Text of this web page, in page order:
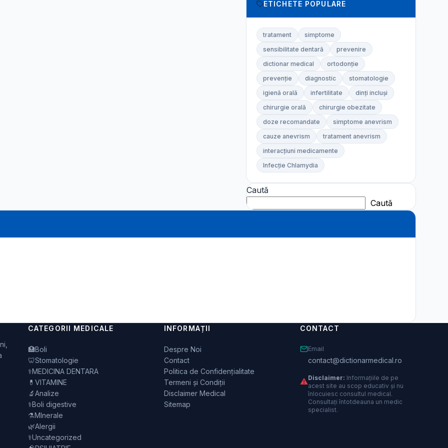
ETICHETE POPULARE
tratament
simptome
sensibilitate dentară
prevenire
dictionar medical
ortodonție
prevenție
diagnostic
stomatologie
igienă orală
infertilitate
dinți incluși
chirurgie orală
chirurgie obezitate
doze recomandate
simptome anevrism
cauze anevrism
tratament anevrism
interacțiuni medicamente
Infecție Chlamydia
Caută
Caută
CATEGORII MEDICALE
🏥Boli
🦷Stomatologie
⚕️MEDICINA DENTARA
💊 VITAMINE
🔬Analize
⚕️Boli digestive
⚗️MInerale
🌿Alergii
⚕️Uncategorized
INFORMAȚII
Despre Noi
Contact
Politica de Confidențialitate
Termeni și Condiții
Disclaimer Medical
Sitemap
CONTACT
Email
contact@dictionarmedical.ro
⚠️Disclaimer: Informațiile de pe
acest site au scop educativ și nu
înlocuiesc consultul medical.
Consultați întotdeauna un medic
specialist.